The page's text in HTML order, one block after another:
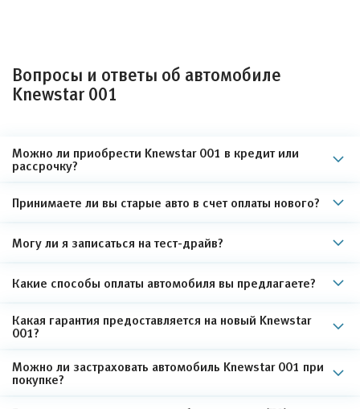
Вопросы и ответы об автомобиле
Knewstar 001
Можно ли приобрести Knewstar 001 в кредит или
рассрочку?
Принимаете ли вы старые авто в счет оплаты нового?
Могу ли я записаться на тест-драйв?
Какие способы оплаты автомобиля вы предлагаете?
Какая гарантия предоставляется на новый Knewstar
001?
Можно ли застраховать автомобиль Knewstar 001 при
покупке?